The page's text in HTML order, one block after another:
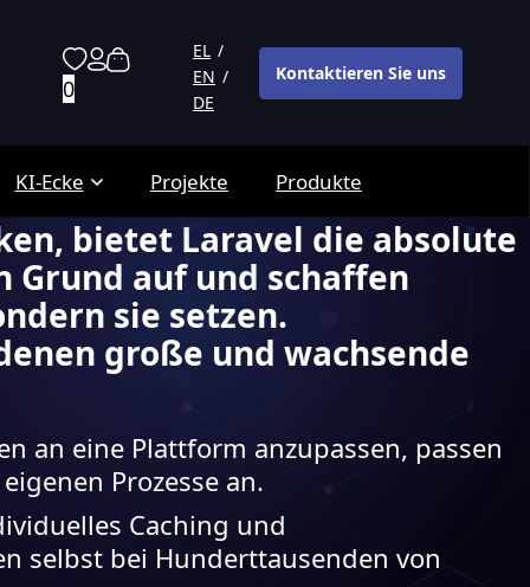
0
EL
EN
DE
Kontaktieren Sie uns
KI-Ecke Projekte Produkte
bietet Laravel die absolute
Grund auf und schaffen
sie setzen.
große und wachsende
an eine Plattform anzupassen, passen
Prozesse an.
Caching und
selbst bei Hunderttausenden von